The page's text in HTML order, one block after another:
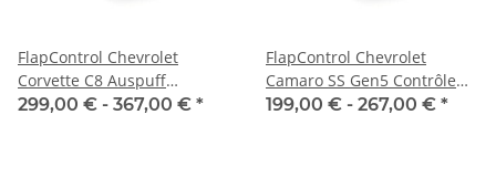
FlapControl Chevrolet
Corvette C8 Auspuff
Klappensteuerung
299,00 € - 367,00 € *
FlapControl Chevrolet
Camaro SS Gen5 Contrôle
des clapets d'échappement
199,00 € - 267,00 € *